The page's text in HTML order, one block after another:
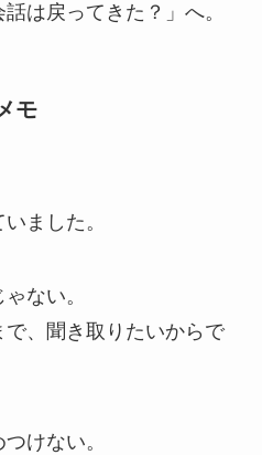
は戻ってきた？」へ。
モ
ました。
ない。
、聞き取りたいからで
けない。